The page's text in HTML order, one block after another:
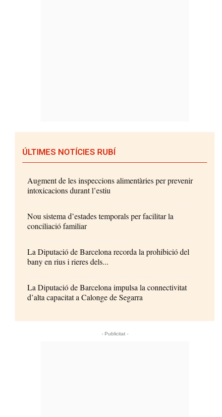
ÚLTIMES NOTÍCIES RUBÍ
Augment de les inspeccions alimentàries per prevenir
intoxicacions durant l’estiu
Nou sistema d’estades temporals per facilitar la
conciliació familiar
La Diputació de Barcelona recorda la prohibició del
bany en rius i rieres dels...
La Diputació de Barcelona impulsa la connectivitat
d’alta capacitat a Calonge de Segarra
- Publicitat -